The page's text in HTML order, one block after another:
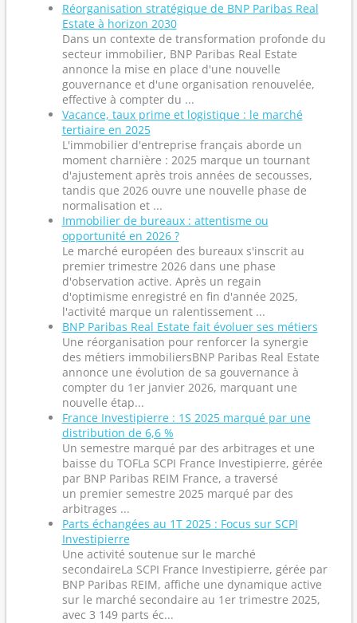
Réorganisation stratégique de BNP Paribas Real
Estate à horizon 2030
Dans un contexte de transformation profonde du
secteur immobilier, BNP Paribas Real Estate
annonce la mise en place d'une nouvelle
gouvernance et d'une organisation renouvelée,
effective à compter du ...
Vacance, taux prime et logistique : le marché
tertiaire en 2025
L'immobilier d'entreprise français aborde un
moment charnière : 2025 marque un tournant
d'ajustement après trois années de secousses,
tandis que 2026 ouvre une nouvelle phase de
normalisation et ...
Immobilier de bureaux : attentisme ou
opportunité en 2026 ?
Le marché européen des bureaux s'inscrit au
premier trimestre 2026 dans une phase
d'observation active. Après un regain
d'optimisme enregistré en fin d'année 2025,
l'activité marque un ralentissement ...
BNP Paribas Real Estate fait évoluer ses métiers
Une réorganisation pour renforcer la synergie
des métiers immobiliersBNP Paribas Real Estate
annonce une évolution de sa gouvernance à
compter du 1er janvier 2026, marquant une
nouvelle étap...
France Investipierre : 1S 2025 marqué par une
distribution de 6,6 %
Un semestre marqué par des arbitrages et une
baisse du TOFLa SCPI France Investipierre, gérée
par BNP Paribas REIM France, a traversé
un premier semestre 2025 marqué par des
arbitrages ...
Parts échangées au 1T 2025 : Focus sur SCPI
Investipierre
Une activité soutenue sur le marché
secondaireLa SCPI France Investipierre, gérée par
BNP Paribas REIM, affiche une dynamique active
sur le marché secondaire au 1er trimestre 2025,
avec 3 149 parts éc...